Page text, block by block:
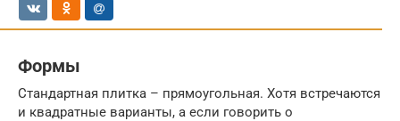
Формы
Стандартная плитка – прямоугольная. Хотя встречаются
и квадратные варианты, а если говорить о